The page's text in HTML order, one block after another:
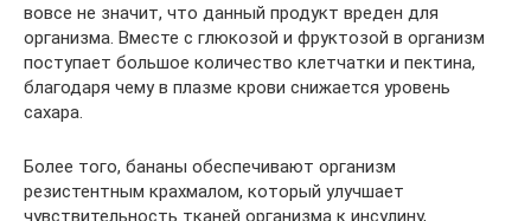
вовсе не значит, что данный продукт вреден для
организма. Вместе с глюкозой и фруктозой в организм
поступает большое количество клетчатки и пектина,
благодаря чему в плазме крови снижается уровень
сахара.
Более того, бананы обеспечивают организм
резистентным крахмалом, который улучшает
чувствительность тканей организма к инсулину,